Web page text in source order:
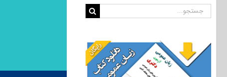
جستجو